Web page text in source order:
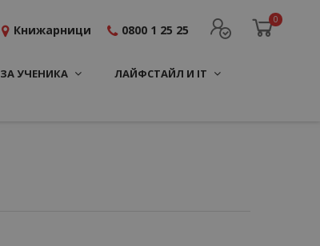
0
Книжарници 0800 1 25 25
ЗА УЧЕНИКА ЛАЙФСТАЙЛ И IT